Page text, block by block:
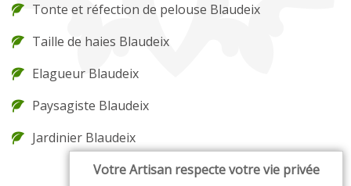
Tonte et réfection de pelouse Blaudeix
Taille de haies Blaudeix
Elagueur Blaudeix
Paysagiste Blaudeix
Jardinier Blaudeix
Votre Artisan respecte votre vie privée